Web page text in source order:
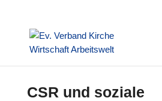
CSR und soziale